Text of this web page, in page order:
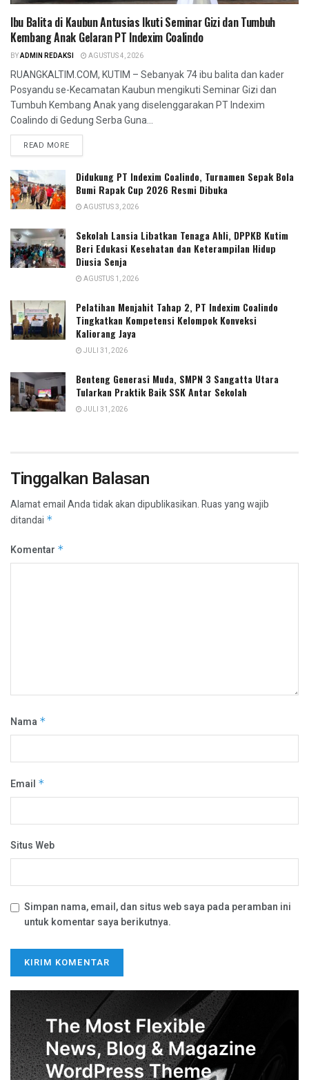
Ibu Balita di Kaubun Antusias Ikuti Seminar Gizi dan Tumbuh
Kembang Anak Gelaran PT Indexim Coalindo
BYADMIN REDAKSI AGUSTUS 4, 2026
RUANGKALTIM.COM, KUTIM – Sebanyak 74 ibu balita dan kader
Posyandu se-Kecamatan Kaubun mengikuti Seminar Gizi dan
Tumbuh Kembang Anak yang diselenggarakan PT Indexim
Coalindo di Gedung Serba Guna...
READ MORE
Didukung PT Indexim Coalindo, Turnamen Sepak Bola
Bumi Rapak Cup 2026 Resmi Dibuka
AGUSTUS 3, 2026
Sekolah Lansia Libatkan Tenaga Ahli, DPPKB Kutim
Beri Edukasi Kesehatan dan Keterampilan Hidup
Diusia Senja
AGUSTUS 1, 2026
Pelatihan Menjahit Tahap 2, PT Indexim Coalindo
Tingkatkan Kompetensi Kelompok Konveksi
Kaliorang Jaya
JULI 31, 2026
Benteng Generasi Muda, SMPN 3 Sangatta Utara
Tularkan Praktik Baik SSK Antar Sekolah
JULI 31, 2026
Tinggalkan Balasan
Alamat email Anda tidak akan dipublikasikan.Ruas yang wajib
ditandai *
Komentar *
Nama *
Email *
Situs Web
Simpan nama, email, dan situs web saya pada peramban ini
untuk komentar saya berikutnya.